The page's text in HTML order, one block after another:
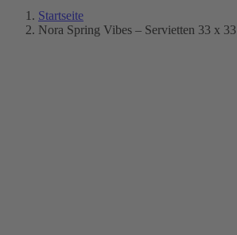
Startseite
Nora Spring Vibes – Servietten 33 x